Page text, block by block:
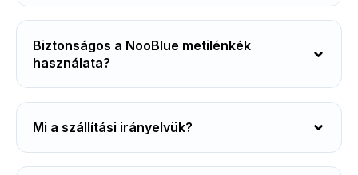
Biztonságos a NooBlue metilénkék
használata?
Mi a szállítási irányelvük?